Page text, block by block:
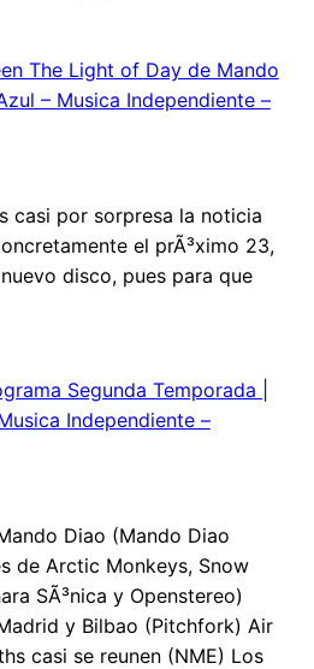
The Light of Day de Mando
– Musica Independiente –
casi por sorpresa la noticia
el prÃ³ximo 23,
disco, pues para que
Segunda Temporada |
Independiente –
Diao (Mando Diao
de Arctic Monkeys, Snow
SÃ³nica y Openstereo)
y Bilbao (Pitchfork) Air
casi se reunen (NME) Los